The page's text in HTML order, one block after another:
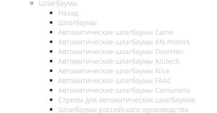
Шлагбаумы
Назад
Шлагбаумы
Автоматические шлагбаумы Came
Автоматические шлагбаумы AN-motors
Автоматические шлагбаумы DoorHan
Автоматические шлагбаумы Alutech
Автоматические шлагбаумы Nice
Автоматические шлагбаумы FAAC
Автоматические шлагбаумы Comunello
Стрелы для автоматических шлагбаумов
Шлагбаумы российского производства